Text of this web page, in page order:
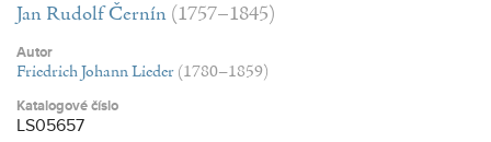
Jan Rudolf Černín (1757–1845)
Autor
Friedrich Johann Lieder (1780–1859)
Katalogové číslo
LS05657